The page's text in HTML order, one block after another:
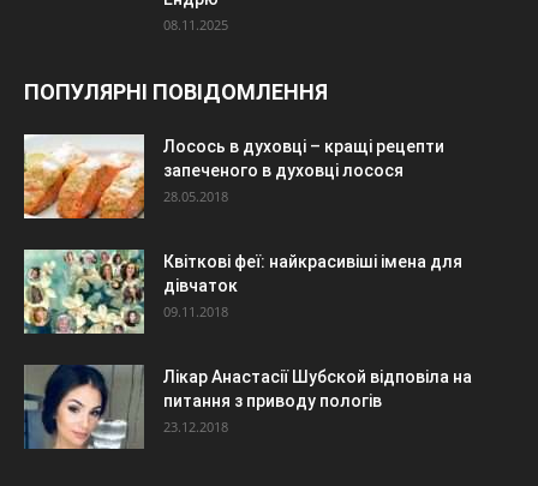
08.11.2025
ПОПУЛЯРНІ ПОВІДОМЛЕННЯ
Лосось в духовці – кращі рецепти
запеченого в духовці лосося
28.05.2018
Квіткові феї: найкрасивіші імена для
дівчаток
09.11.2018
Лікар Анастасії Шубской відповіла на
питання з приводу пологів
23.12.2018